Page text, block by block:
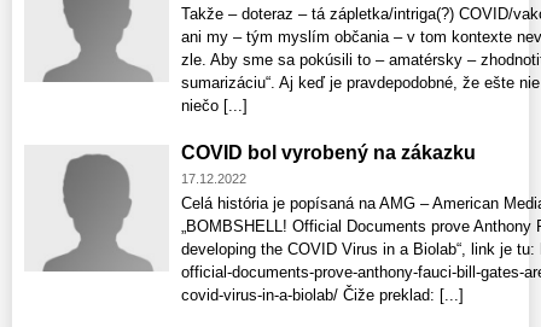
Takže – doteraz – tá zápletka/intriga(?) COVID/
ani my – tým myslím občania – v tom kontexte
zle. Aby sme sa pokúsili to – amatérsky –
sumarizáciu“. Aj keď je pravdepodobné, že ešte
niečo [...]
COVID bol vyrobený na zákazku
17.12.2022
Celá história je popísaná na AMG – American
„BOMBSHELL! Official Documents prove
developing the COVID Virus in a Biolab“, link je
official-documents-prove-anthony-fauci-bill-gates-
covid-virus-in-a-biolab/ Čiže preklad: [...]